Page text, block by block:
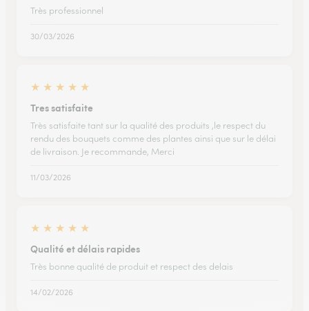
Très professionnel
30/03/2026
★ ★ ★ ★ ★
Tres satisfaite
Très satisfaite tant sur la qualité des produits ,le respect du
rendu des bouquets comme des plantes ainsi que sur le délai
de livraison. Je recommande, Merci
11/03/2026
★ ★ ★ ★ ★
Qualité et délais rapides
Très bonne qualité de produit et respect des delais
14/02/2026